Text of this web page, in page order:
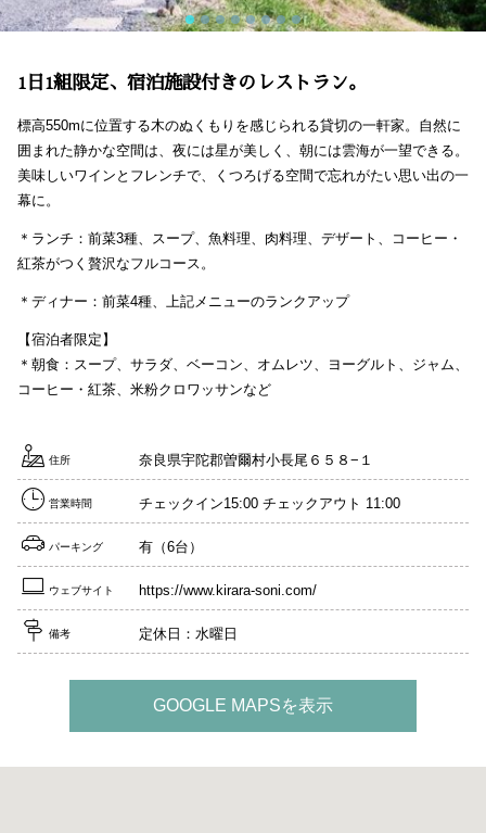
1日1組限定、宿泊施設付きのレストラン。
標高550mに位置する木のぬくもりを感じられる貸切の一軒家。自然に
囲まれた静かな空間は、夜には星が美しく、朝には雲海が一望できる。
美味しいワインとフレンチで、くつろげる空間で忘れがたい思い出の一
幕に。
＊ランチ：前菜3種、スープ、魚料理、肉料理、デザート、コーヒー・
紅茶がつく贅沢なフルコース。
＊ディナー：前菜4種、上記メニューのランクアップ
【宿泊者限定】
＊朝食：スープ、サラダ、ベーコン、オムレツ、ヨーグルト、ジャム、
コーヒー・紅茶、米粉クロワッサンなど
住所 奈良県宇陀郡曽爾村小長尾６５８−１
営業時間 チェックイン15:00 チェックアウト 11:00
パーキング 有（6台）
ウェブサイト https://www.kirara-soni.com/
備考 定休日：水曜日
GOOGLE MAPSを表示